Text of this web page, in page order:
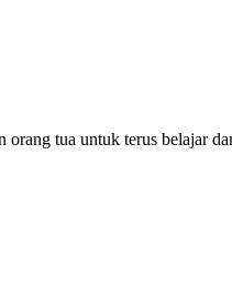
orang tua untuk terus belajar